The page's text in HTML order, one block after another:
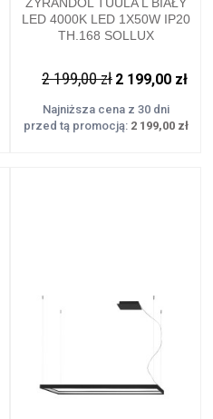
ŻYRANDOL TUULA L BIAŁY
LED 4000K LED 1X50W IP20
TH.168 SOLLUX
2 199,00 zł 2 199,00 zł
Najniższa cena z 30 dni
przed tą promocją: 2 199,00 zł